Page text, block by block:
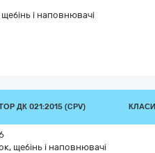
щебінь і наповнювачі
ДК 021:2015 (CPV)
щебінь і наповнювачі